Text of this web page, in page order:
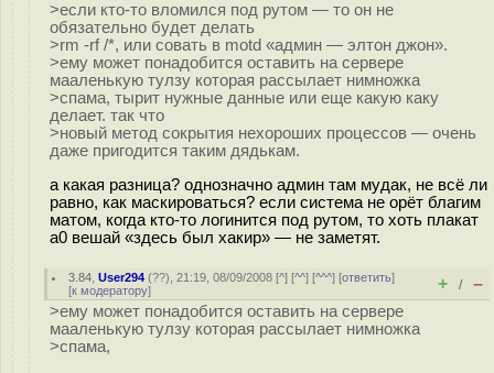
>если кто-то вломился под рутом — то он не
обязательно будет делать
>rm -rf /*, или совать в motd «админ — элтон джон».
>ему может понадобится оставить на сервере
мааленькую тулзу которая рассылает нимножка
>спама, тырит нужные данные или еще какую каку
делает. так что
>новый метод сокрытия нехороших процессов — очень
даже пригодится таким дядькам.
а какая разница? однозначно админ там мудак, не всё ли
равно, как маскироваться? если система не орёт благим
матом, когда кто-то логинится под рутом, то хоть плакат
a0 вешай «здесь был хакир» — не заметят.
3.84 ,User294 (??), 21:19, 08/09/2008 [^] [^^] [^^^] [ответить]
[к модератору] + / –
>ему может понадобится оставить на сервере
мааленькую тулзу которая рассылает нимножка
>спама,